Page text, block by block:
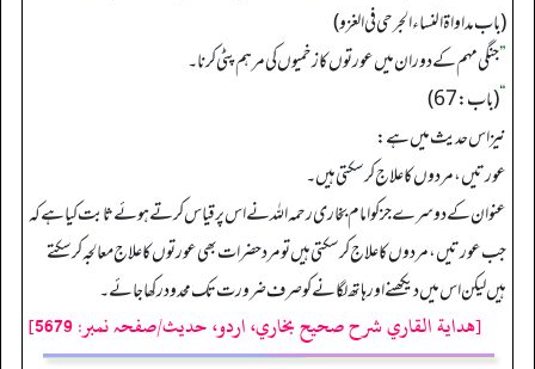
(باب مداواة النساء الجرحی في الغزو)
”جنگی مہم کے دوران میں عورتوں کا زخمیوں کی مرہم پٹی کرنا۔
“(باب: 67)
نیز اس حدیث میں ہے:
عورتیں، مردوں کا علاج کر سکتی ہیں۔
عنوان کے دوسرے جز کو امام بخاری رحمہ اللہ نے اس پر قیاس کرتے ہوئے ثابت کیا ہے کہ
جب عورتیں، مردوں کا علاج کر سکتی ہیں تو مرد حضرات بھی عورتوں کا علاج معالجہ کر سکتے
ہیں لیکن اس میں دیکھنے اور ہاتھ لگانے کو صرف ضرورت تک محدود رکھا جائے۔
[هداية القاري شرح صحيح بخاري، اردو، حدیث/صفحہ نمبر: 5679]